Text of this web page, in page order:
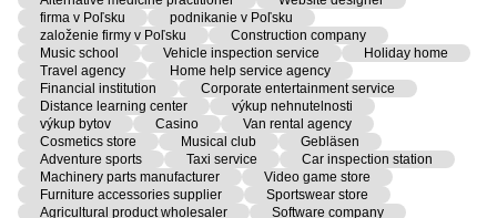
firma v Poľsku
podnikanie v Poľsku
založenie firmy v Poľsku
Construction company
Music school
Vehicle inspection service
Holiday home
Travel agency
Home help service agency
Financial institution
Corporate entertainment service
Distance learning center
výkup nehnutelnosti
výkup bytov
Casino
Van rental agency
Cosmetics store
Musical club
Gebläsen
Adventure sports
Taxi service
Car inspection station
Machinery parts manufacturer
Video game store
Furniture accessories supplier
Sportswear store
Agricultural product wholesaler
Software company